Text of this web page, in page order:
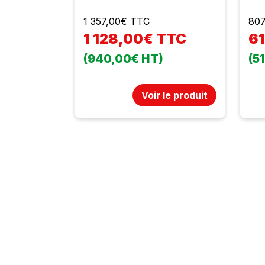
1 357,00€ TTC
1 128,00€ TTC
(940,00€ HT)
Voir le produit